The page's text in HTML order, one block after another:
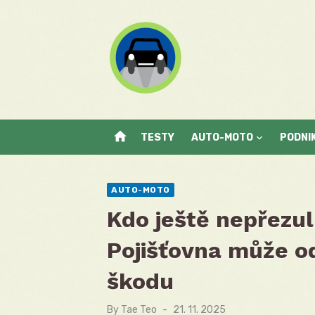
home TESTY AUTO-MOTO
AUTO-MOTO
Kdo ještě
Pojišťovna může
škodu
By Tae Teo
Posted
21. 11. 2025